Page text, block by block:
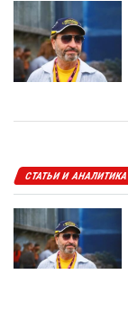
СТАТЬИ И АНАЛИТИКА